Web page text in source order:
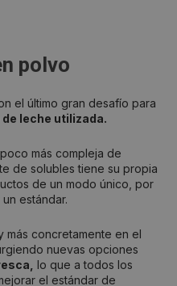
polvo
el último gran desafío para
de leche utilizada.
más compleja de
de solubles tiene su propia
de un modo único, por
estándar.
más concretamente en el
nuevas opciones
lo que a todos los
el estándar de